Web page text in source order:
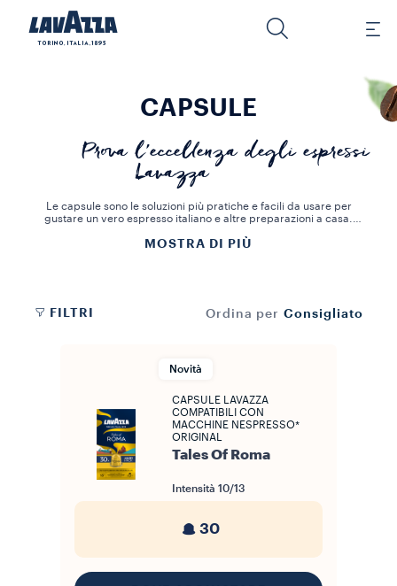
CAPSULE
Prova l’eccellenza degli espressi
Lavazza
Le capsule sono le soluzioni più pratiche e facili da usare per
gustare un vero espresso italiano e altre preparazioni a casa.
espresso di alta qualità per te e per i tuoi cari. Le capsule Lavazza
MOSTRA DI PIÙ
FILTRI Ordina per Consigliato
Novità
CAPSULE LAVAZZA
COMPATIBILI CON
MACCHINE NESPRESSO*
ORIGINAL
Tales Of Roma
Intensità 10/13
30